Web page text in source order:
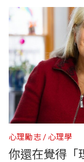
的全腦人生。
吉兒．泰勒是
的導師之一，
我們如何理解
我們又該如何
們，讓我們成
—— 雷迪格（
第十章 人與人
第十一章 中斷
與復原之路的角
第十二章 百年
第十三章 我們
誌謝
（後來才知道
t、Design，分
美國加州蒙特
troke of Insight
講影片，因此
演講中，我敘
溢血，左腦關機
走、說話、閱
有被左腦的失
用右腦解救了
而且深刻探索
界。
2008年2月，她
界〉，這是第一
出
心理勵志 心理學
你還在覺得「